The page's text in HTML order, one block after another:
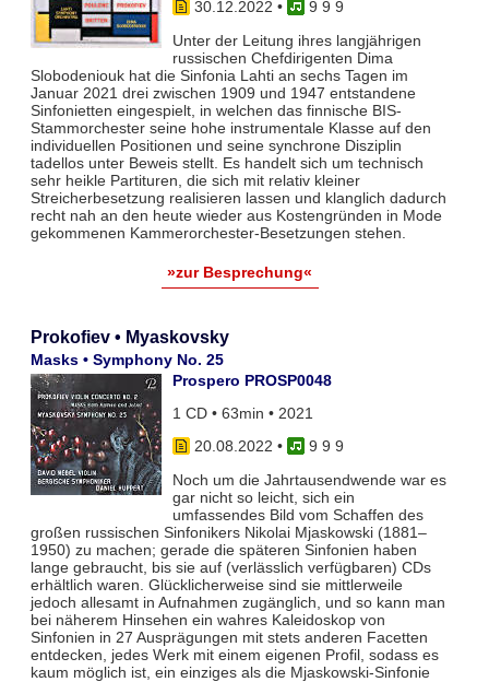
30.12.2022 •
9 9 9
Unter der Leitung ihres langjährigen
russischen Chefdirigenten Dima
Slobodeniouk hat die Sinfonia Lahti an sechs Tagen im
Januar 2021 drei zwischen 1909 und 1947 entstandene
Sinfonietten eingespielt, in welchen das finnische BIS-
Stammorchester seine hohe instrumentale Klasse auf den
individuellen Positionen und seine synchrone Disziplin
tadellos unter Beweis stellt. Es handelt sich um technisch
sehr heikle Partituren, die sich mit relativ kleiner
Streicherbesetzung realisieren lassen und klanglich dadurch
recht nah an den heute wieder aus Kostengründen in Mode
gekommenen Kammerorchester-Besetzungen stehen.
»zur Besprechung«
Prokofiev • Myaskovsky
Masks • Symphony No. 25
Prospero PROSP0048
1 CD • 63min • 2021
20.08.2022 •
9 9 9
Noch um die Jahrtausendwende war es
gar nicht so leicht, sich ein
umfassendes Bild vom Schaffen des
großen russischen Sinfonikers Nikolai Mjaskowski (1881–
1950) zu machen; gerade die späteren Sinfonien haben
lange gebraucht, bis sie auf (verlässlich verfügbaren) CDs
erhältlich waren. Glücklicherweise sind sie mittlerweile
jedoch allesamt in Aufnahmen zugänglich, und so kann man
bei näherem Hinsehen ein wahres Kaleidoskop von
Sinfonien in 27 Ausprägungen mit stets anderen Facetten
entdecken, jedes Werk mit einem eigenen Profil, sodass es
kaum möglich ist, ein einziges als die Mjaskowski-Sinfonie